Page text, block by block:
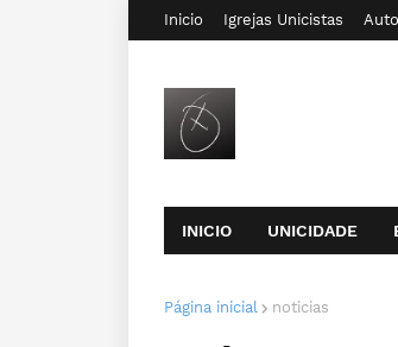
Inicio Igrejas Unicistas
INICIO UNICIDADE
Página inicial noticias